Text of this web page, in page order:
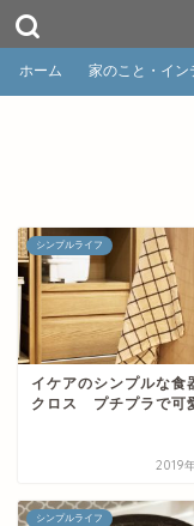
ホーム 家のこと・イン
シンプルライフ
イケアのシンプルな食
クロス プチプラで可
2019
シンプルライフ